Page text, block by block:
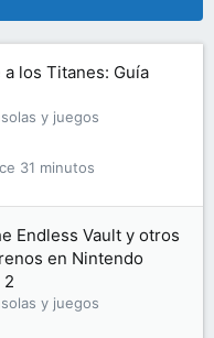
los Titanes: Guía
y juegos
31 minutos
Endless Vault y otros
en Nintendo
2
y juegos